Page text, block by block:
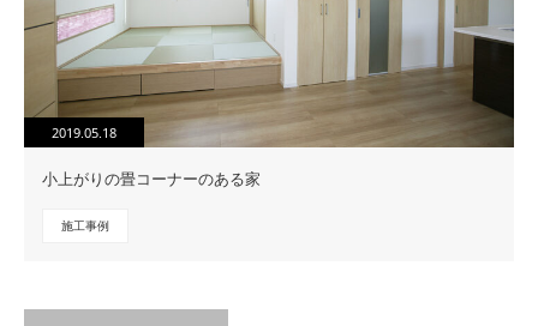
2019.05.18
小上がりの畳コーナーのある家
施工事例